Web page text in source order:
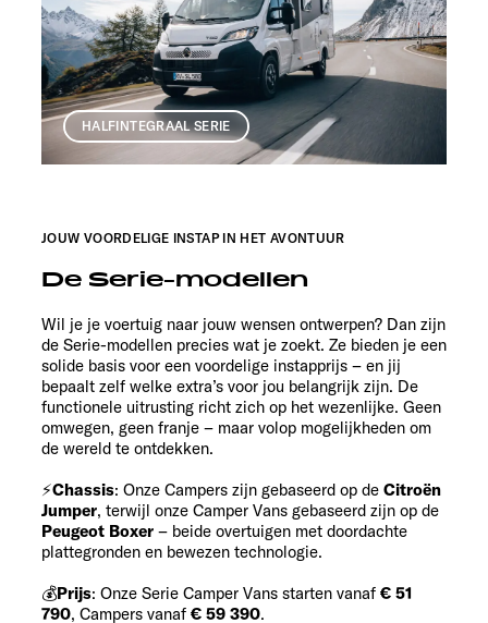
HALFINTEGRAAL SERIE
JOUW VOORDELIGE INSTAP IN HET AVONTUUR
De Serie-modellen
Wil je je voertuig naar jouw wensen ontwerpen? Dan zijn
de Serie-modellen precies wat je zoekt. Ze bieden je een
solide basis voor een voordelige instapprijs – en jij
bepaalt zelf welke extra’s voor jou belangrijk zijn. De
functionele uitrusting richt zich op het wezenlijke. Geen
omwegen, geen franje – maar volop mogelijkheden om
de wereld te ontdekken.
⚡Chassis: Onze Campers zijn gebaseerd op de Citroën
Jumper, terwijl onze Camper Vans gebaseerd zijn op de
Peugeot Boxer – beide overtuigen met doordachte
plattegronden en bewezen technologie.
💰Prijs: Onze Serie Camper Vans starten vanaf € 51
790, Campers vanaf € 59 390.